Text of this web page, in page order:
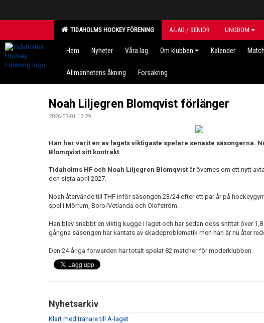
TIDAHOLMS HOCKEY FÖRENING A-LAG / SENIOR UNGDOM
Hem Nyheter Våra lag Om klubben Kalender
Allmänhetens åkning Försäkring
Noah Liljegren Blomqvist förlänger
2026-03-01 13:29
Han har varit en av lagets viktigaste spelare senaste säsongerna.
Blomqvist sitt kontrakt.
Tidaholms HF och Noah Liljegren Blomqvist är övernes om ett nytt
den sista april 2027.
Noah återvände till THF inför säsongen 23/24 efter ett par år på
spel i Mörrum, Boro/Vetlanda och Olofström.
Han blev snabbt en viktig kugge i laget och har sedan dess snittat över
gångna säsongen har kantats av skadeproblematik men han är nu åter
Den 24-åriga forwarden har totalt spelat 82 matcher för moderklubben.
Nyhetsarkiv
Klart med tränare till A-laget